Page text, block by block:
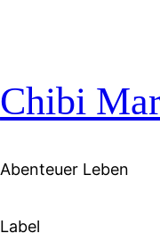
Chibi
Abenteuer Leben
Label